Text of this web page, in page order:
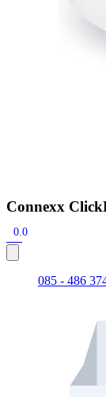
Connexx
0.0
085 - 486